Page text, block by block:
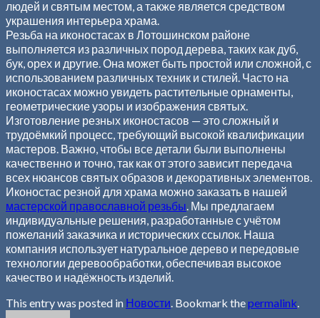
людей и святым местом, а также является средством
украшения интерьера храма.
Резьба на иконостасах в Лотошинском районе
выполняется из различных пород дерева, таких как дуб,
бук, орех и другие. Она может быть простой или сложной, с
использованием различных техник и стилей. Часто на
иконостасах можно увидеть растительные орнаменты,
геометрические узоры и изображения святых.
Изготовление резных иконостасов — это сложный и
трудоёмкий процесс, требующий высокой квалификации
мастеров. Важно, чтобы все детали были выполнены
качественно и точно, так как от этого зависит передача
всех нюансов святых образов и декоративных элементов.
Иконостас резной для храма можно заказать в нашей
мастерской православной резьбы. Мы предлагаем
индивидуальные решения, разработанные с учётом
пожеланий заказчика и исторических ссылок. Наша
компания использует натуральное дерево и передовые
технологии деревообработки, обеспечивая высокое
качество и надёжность изделий.
This entry was posted in Новости. Bookmark thepermalink.